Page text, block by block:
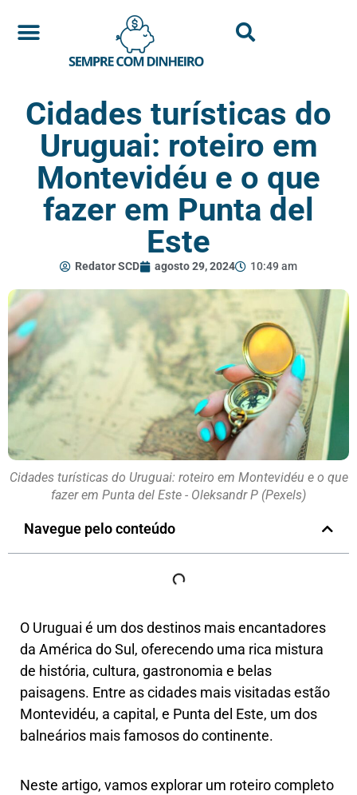
Cidades turísticas do
Uruguai: roteiro em
Montevidéu e o que
fazer em Punta del
Este
Redator SCD agosto 29, 2024 10:49 am
Cidades turísticas do Uruguai: roteiro em Montevidéu e o que
fazer em Punta del Este - Oleksandr P (Pexels)
Navegue pelo conteúdo
O Uruguai é um dos destinos mais encantadores
da América do Sul, oferecendo uma rica mistura
de história, cultura, gastronomia e belas
paisagens. Entre as cidades mais visitadas estão
Montevidéu, a capital, e Punta del Este, um dos
balneários mais famosos do continente.
Neste artigo, vamos explorar um roteiro completo